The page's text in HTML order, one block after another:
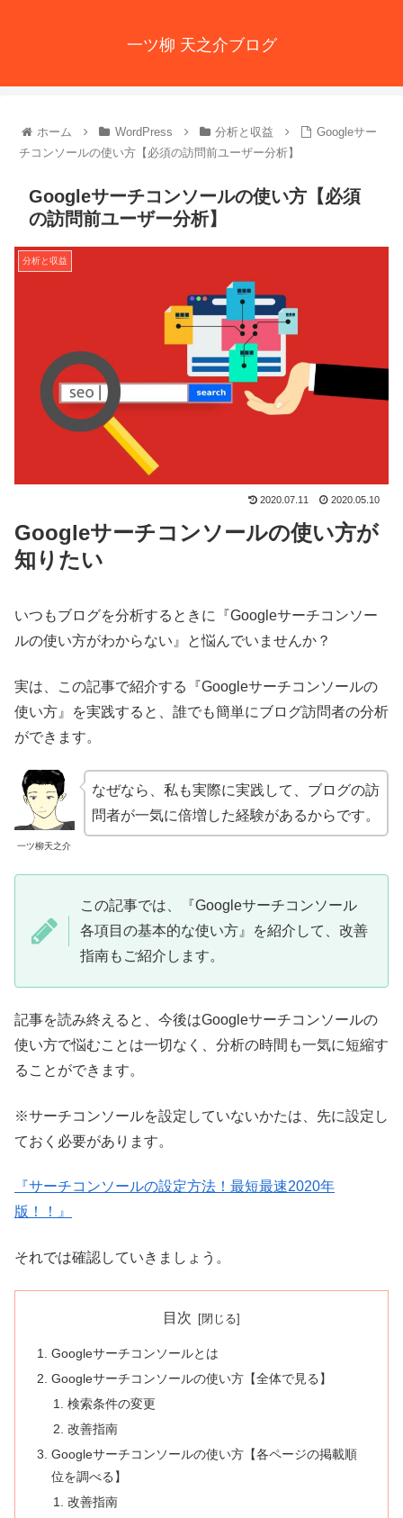
一ツ柳 天之介ブログ
ホーム WordPress 分析と収益
Googleサー
チコンソールの使い方【必須の訪問前ユーザー分析】
Googleサーチコンソールの使い方【必須
の訪問前ユーザー分析】
分析と収益
2020.07.11 2020.05.10
Googleサーチコンソールの使い方が
知りたい
いつもブログを分析するときに『Googleサーチコンソー
ルの使い方がわからない』と悩んでいませんか？
実は、この記事で紹介する『Googleサーチコンソールの
使い方』を実践すると、誰でも簡単にブログ訪問者の分析
ができます。
一ツ柳天之介
なぜなら、私も実際に実践して、ブログの訪
問者が一気に倍増した経験があるからです。
この記事では、『Googleサーチコンソール
各項目の基本的な使い方』を紹介して、改善
指南もご紹介します。
記事を読み終えると、今後はGoogleサーチコンソールの
使い方で悩むことは一切なく、分析の時間も一気に短縮す
ることができます。
※サーチコンソールを設定していないかたは、先に設定し
ておく必要があります。
『サーチコンソールの設定方法！最短最速2020年
版！！』
それでは確認していきましょう。
目次
Googleサーチコンソールとは
Googleサーチコンソールの使い方【全体で見る】
検索条件の変更
改善指南
Googleサーチコンソールの使い方【各ページの掲載順
位を調べる】
改善指南